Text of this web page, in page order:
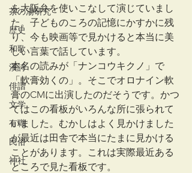
茶の湯研究
歴史
和歌
漢詩
俳諧
文学
有職
民俗
神社
を大阪弁を使いこなして演じていまし
た。子どものころの記憶にかすかに残
り、今も映画等で見かけると本当に美
しい言葉で話しています。
本名の読みが「ナンコウキクノ」で
「軟膏効くの」。そこでオロナイン軟
膏のCMに出演したのだそうです。かつ
てはこの看板がいろんな所に張られて
いました。むかしはよく見かけました
が最近は田舎で本当にたまに見かける
ことがあります。これは実際最近ある
ところで見た看板です。